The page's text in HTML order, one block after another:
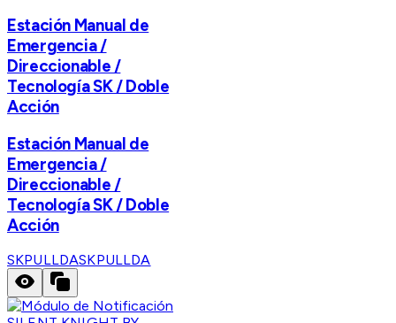
Estación Manual de
Emergencia /
Direccionable /
Tecnología SK / Doble
Acción
Estación Manual de
Emergencia /
Direccionable /
Tecnología SK / Doble
Acción
SKPULLDASKPULLDA